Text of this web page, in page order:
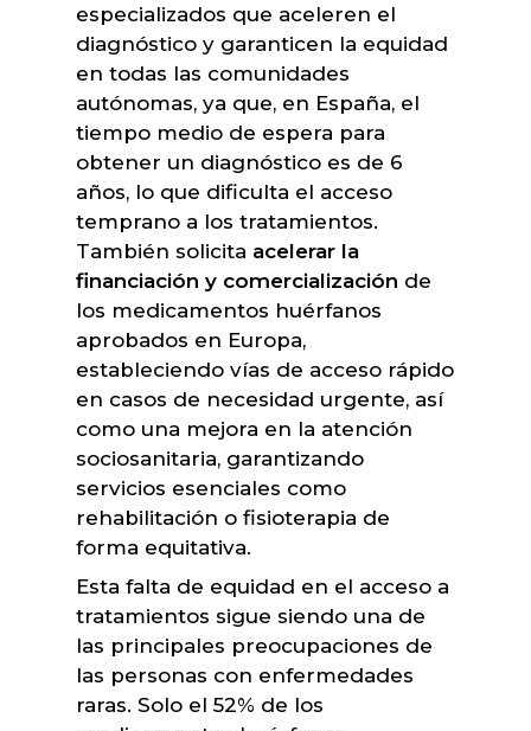
especializados que aceleren el
diagnóstico y garanticen la equidad
en todas las comunidades
autónomas, ya que, en España, el
tiempo medio de espera para
obtener un diagnóstico es de 6
años, lo que dificulta el acceso
temprano a los tratamientos.
También solicita acelerar la
financiación y comercialización de
los medicamentos huérfanos
aprobados en Europa,
estableciendo vías de acceso rápido
en casos de necesidad urgente, así
como una mejora en la atención
sociosanitaria, garantizando
servicios esenciales como
rehabilitación o fisioterapia de
forma equitativa.
Esta falta de equidad en el acceso a
tratamientos sigue siendo una de
las principales preocupaciones de
las personas con enfermedades
raras. Solo el 52% de los